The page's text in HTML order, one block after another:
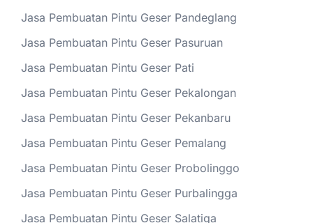
Jasa Pembuatan Pintu Geser Pandeglang
Jasa Pembuatan Pintu Geser Pasuruan
Jasa Pembuatan Pintu Geser Pati
Jasa Pembuatan Pintu Geser Pekalongan
Jasa Pembuatan Pintu Geser Pekanbaru
Jasa Pembuatan Pintu Geser Pemalang
Jasa Pembuatan Pintu Geser Probolinggo
Jasa Pembuatan Pintu Geser Purbalingga
Jasa Pembuatan Pintu Geser Salatiga